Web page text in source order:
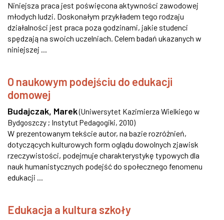
Niniejsza praca jest poświęcona aktywności zawodowej
młodych ludzi. Doskonałym przykładem tego rodzaju
działalności jest praca poza godzinami, jakie studenci
spędzają na swoich uczelniach. Celem badań ukazanych w
niniejszej ...
O naukowym podejściu do edukacji
domowej
Budajczak, Marek(Uniwersytet Kazimierza Wielkiego w
Bydgoszczy ; Instytut Pedagogiki, 2010)
W prezentowanym tekście autor, na bazie rozróżnień,
dotyczących kulturowych form oglądu dowolnych zjawisk
rzeczywistości, podejmuje charakterystykę typowych dla
nauk humanistycznych podejść do społecznego fenomenu
edukacji ...
Edukacja a kultura szkoły